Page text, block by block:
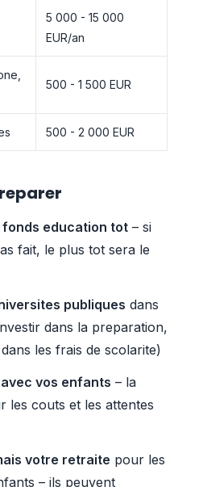
5 000 - 15 000
EUR/an
500 - 1 500 EUR
500 - 2 000 EUR
fonds education tot – si
fait, le plus tot sera le
publiques dans
dans la preparation,
les frais de scolarite)
vos enfants – la
les couts et les attentes
votre retraite pour les
– ils peuvent